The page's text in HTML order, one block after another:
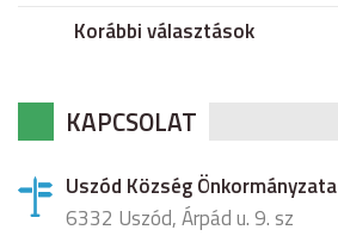
Korábbi választások
KAPCSOLAT
Uszód Község Önkormányzata
6332 Uszód, Árpád u. 9. sz